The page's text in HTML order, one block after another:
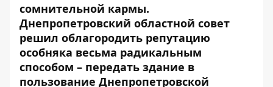
сомнительной кармы.
Днепропетровский областной совет
решил облагородить репутацию
особняка весьма радикальным
способом – передать здание в
пользование Днепропетровской